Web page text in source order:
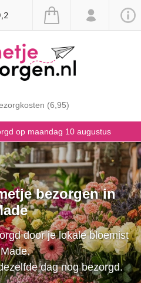
(6,95)
op maandag 10 augustus
bezorgen in
door je lokale bloemist
dag nog bezorgd.